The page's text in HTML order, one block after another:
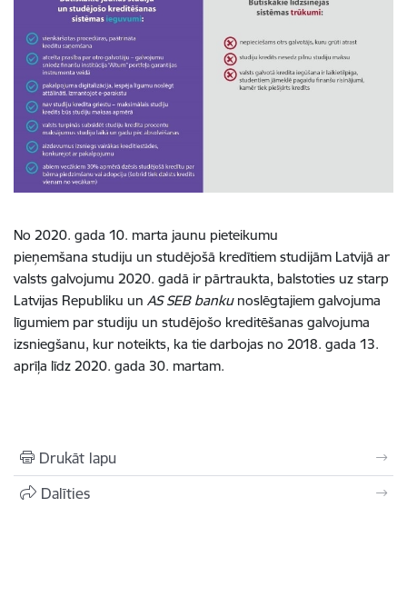
No 2020. gada 10. marta jaunu pieteikumu
pieņemšana studiju un studējošā kredītiem studijām Latvijā ar
valsts galvojumu 2020. gadā ir pārtraukta, balstoties uz starp
Latvijas Republiku un AS SEB bankunoslēgtajiem galvojuma
līgumiem par studiju un studējošo kreditēšanas galvojuma
izsniegšanu, kur noteikts, ka tie darbojas no 2018. gada 13.
aprīļa līdz 2020. gada 30. martam.
Drukāt lapu
Dalīties